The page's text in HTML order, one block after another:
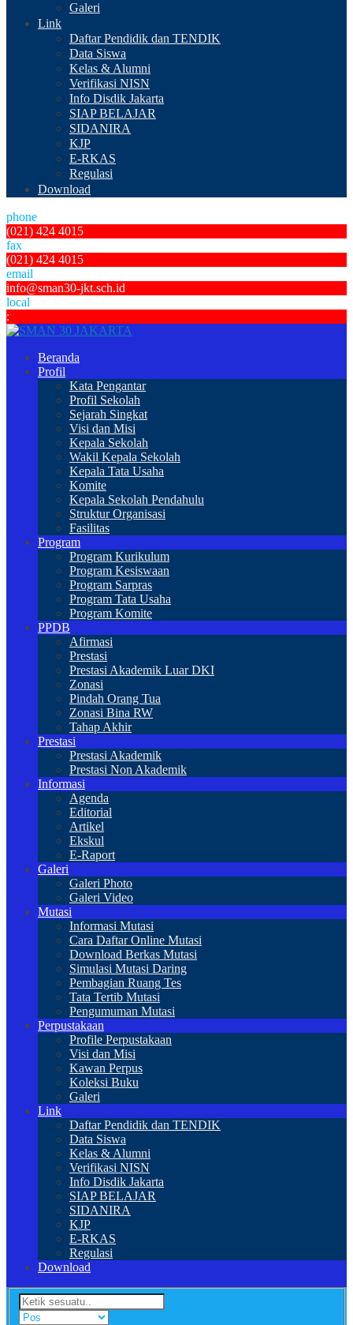
Galeri
Link
Daftar Pendidik dan TENDIK
Data Siswa
Kelas & Alumni
Verifikasi NISN
Info Disdik Jakarta
SIAP BELAJAR
SIDANIRA
KJP
E-RKAS
Regulasi
Download
phone
(021) 424 4015
fax
(021) 424 4015
email
info@sman30-jkt.sch.id
local
:
Beranda
Profil
Kata Pengantar
Profil Sekolah
Sejarah Singkat
Visi dan Misi
Kepala Sekolah
Wakil Kepala Sekolah
Kepala Tata Usaha
Komite
Kepala Sekolah Pendahulu
Struktur Organisasi
Fasilitas
Program
Program Kurikulum
Program Kesiswaan
Program Sarpras
Program Tata Usaha
Program Komite
PPDB
Afirmasi
Prestasi
Prestasi Akademik Luar DKI
Zonasi
Pindah Orang Tua
Zonasi Bina RW
Tahap Akhir
Prestasi
Prestasi Akademik
Prestasi Non Akademik
Informasi
Agenda
Editorial
Artikel
Ekskul
E-Raport
Galeri
Galeri Photo
Galeri Video
Mutasi
Informasi Mutasi
Cara Daftar Online Mutasi
Download Berkas Mutasi
Simulasi Mutasi Daring
Pembagian Ruang Tes
Tata Tertib Mutasi
Pengumuman Mutasi
Perpustakaan
Profile Perpustakaan
Visi dan Misi
Kawan Perpus
Koleksi Buku
Galeri
Link
Daftar Pendidik dan TENDIK
Data Siswa
Kelas & Alumni
Verifikasi NISN
Info Disdik Jakarta
SIAP BELAJAR
SIDANIRA
KJP
E-RKAS
Regulasi
Download